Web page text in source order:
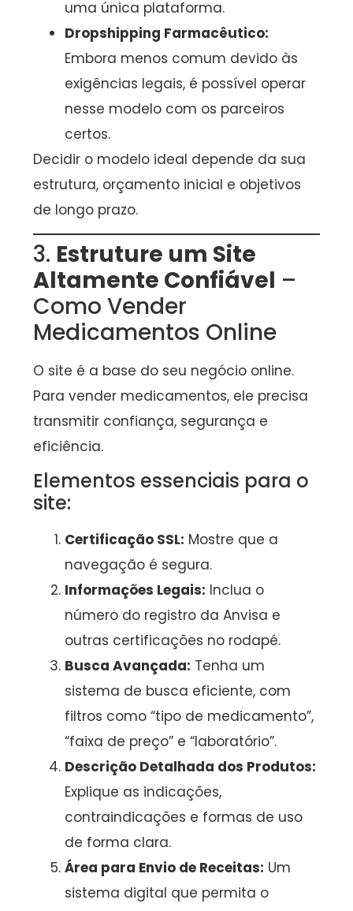
uma única plataforma.
Dropshipping Farmacêutico:
Embora menos comum devido às
exigências legais, é possível operar
nesse modelo com os parceiros
certos.
Decidir o modelo ideal depende da sua
estrutura, orçamento inicial e objetivos
de longo prazo.
3. Estruture um Site
Altamente Confiável –
Como Vender
Medicamentos Online
O site é a base do seu negócio online.
Para vender medicamentos, ele precisa
transmitir confiança, segurança e
eficiência.
Elementos essenciais para o
site:
Certificação SSL: Mostre que a
navegação é segura.
Informações Legais: Inclua o
número do registro da Anvisa e
outras certificações no rodapé.
Busca Avançada: Tenha um
sistema de busca eficiente, com
filtros como “tipo de medicamento”,
“faixa de preço” e “laboratório”.
Descrição Detalhada dos Produtos:
Explique as indicações,
contraindicações e formas de uso
de forma clara.
Área para Envio de Receitas: Um
sistema digital que permita o